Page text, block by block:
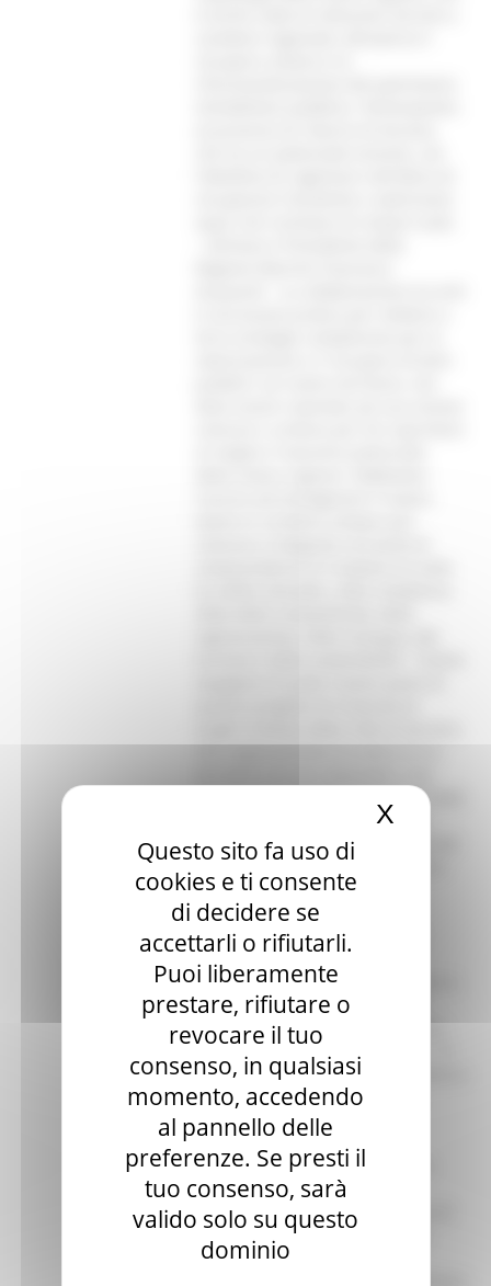
Questo sito fa uso di
cookies e ti consente
di decidere se
accettarli o rifiutarli.
Puoi liberamente
prestare, rifiutare o
revocare il tuo
consenso, in qualsiasi
momento, accedendo
al pannello delle
preferenze. Se presti il
tuo consenso, sarà
valido solo su questo
dominio
X